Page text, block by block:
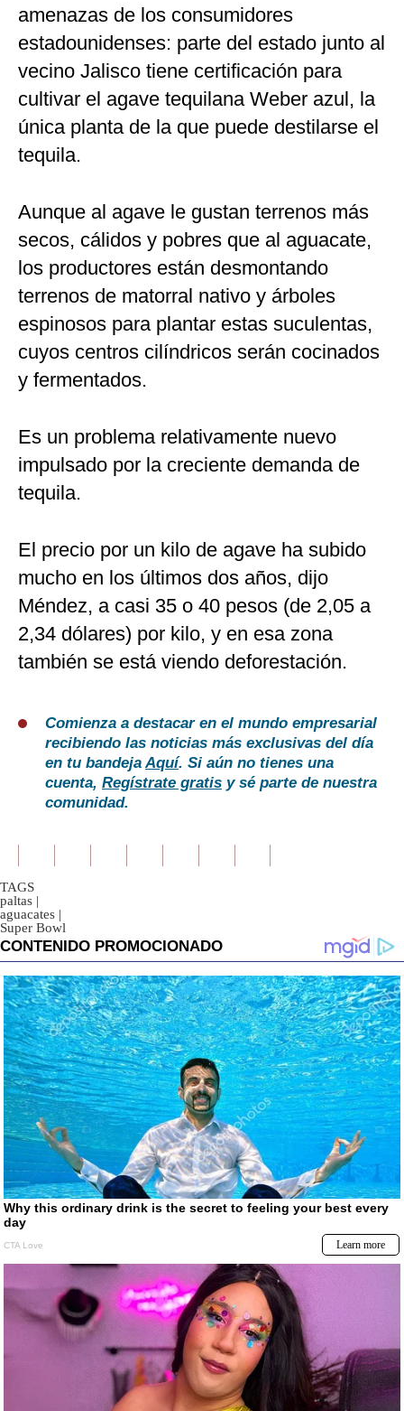
amenazas de los consumidores
estadounidenses: parte del estado junto al
vecino Jalisco tiene certificación para
cultivar el agave tequilana Weber azul, la
única planta de la que puede destilarse el
tequila.
Aunque al agave le gustan terrenos más
secos, cálidos y pobres que al aguacate,
los productores están desmontando
terrenos de matorral nativo y árboles
espinosos para plantar estas suculentas,
cuyos centros cilíndricos serán cocinados
y fermentados.
Es un problema relativamente nuevo
impulsado por la creciente demanda de
tequila.
El precio por un kilo de agave ha subido
mucho en los últimos dos años, dijo
Méndez, a casi 35 o 40 pesos (de 2,05 a
2,34 dólares) por kilo, y en esa zona
también se está viendo deforestación.
Comienza a destacar en el mundo empresarial
recibiendo las noticias más exclusivas del día
en tu bandejaAquí. Si aún no tienes una
cuenta, Regístrate gratis y sé parte de nuestra
comunidad.
TAGS
paltas |
aguacates |
Super Bowl